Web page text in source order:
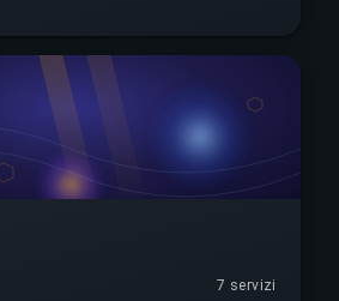
7 servizi